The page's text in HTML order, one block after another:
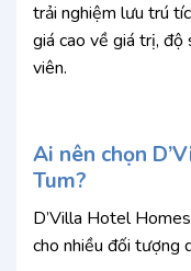
trải nghiệm lưu trú
giá cao về giá trị, độ
viên.
Ai nên chọn
Tum?
D’Villa Hotel
cho nhiều đối tượng